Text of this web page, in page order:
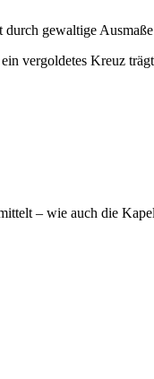
gewaltige
vergoldetes Kreuz
– wie auch die